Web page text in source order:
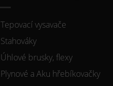
Tepovací vysavače
Stahováky
Úhlové brusky, flexy
Plynové a Aku hřebíkovačky